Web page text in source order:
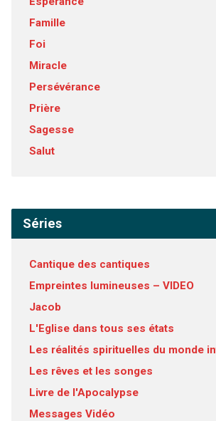
Famille
Foi
Miracle
Persévérance
Prière
Sagesse
Salut
Séries
Cantique des cantiques
Empreintes lumineuses – VIDEO
Jacob
L'Eglise dans tous ses états
Les réalités spirituelles du monde
Les rêves et les songes
Livre de l'Apocalypse
Messages Vidéo